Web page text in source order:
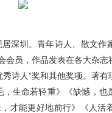
深圳。青年诗人、散文作
会员，作品发表在各大杂
诗人”奖和其他奖项。著
生命若轻重》《缺憾，也
才能更好地前行》《人活